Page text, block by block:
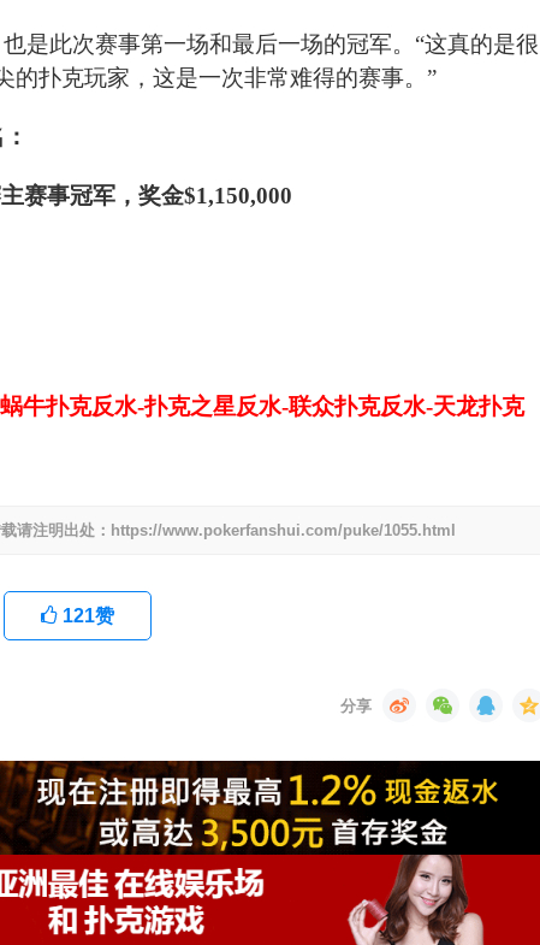
是此次赛事第一场和最后一场的冠军。“这真的是很
的扑克玩家，这是一次非常难得的赛事。”
牛扑克反水-扑克之星反水-联众扑克反水-天龙扑克
请注明出处：https://www.pokerfanshui.com/puke/1055.html
121赞